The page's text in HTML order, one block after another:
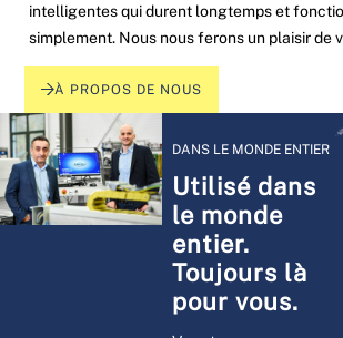
intelligentes qui durent longtemps et
simplement. Nous nous ferons un plaisir de
À PROPOS DE NOUS
DANS LE MONDE ENTIER
Utilisé dans
le monde
entier.
Toujours là
pour vous.